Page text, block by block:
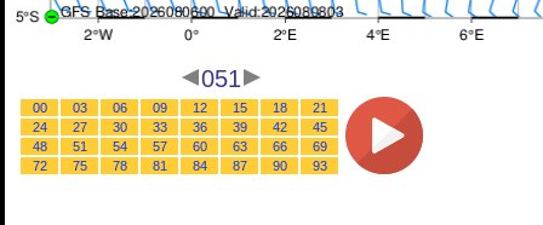
051
00 03 06 09 12 15 18
21
24
27 30 33 36 39 42
45
48
51 54 57 60 63 66
69
72
75 78 81 84 87 90 93